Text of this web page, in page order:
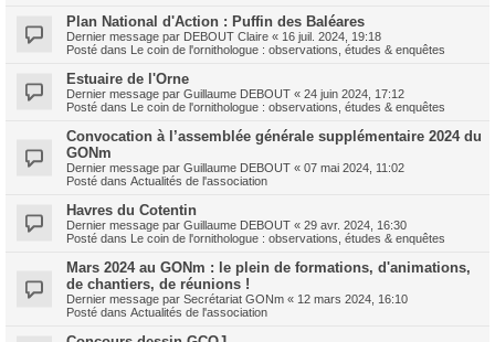
Plan National d'Action : Puffin des Baléares
Dernier message par DEBOUT Claire « 16 juil. 2024, 19:18
Posté dans Le coin de l'ornithologue : observations, études & enquêtes
Estuaire de l'Orne
Dernier message par Guillaume DEBOUT « 24 juin 2024, 17:12
Posté dans Le coin de l'ornithologue : observations, études & enquêtes
Convocation à l’assemblée générale supplémentaire 2024 du
GONm
Dernier message par Guillaume DEBOUT « 07 mai 2024, 11:02
Posté dans Actualités de l'association
Havres du Cotentin
Dernier message par Guillaume DEBOUT « 29 avr. 2024, 16:30
Posté dans Le coin de l'ornithologue : observations, études & enquêtes
Mars 2024 au GONm : le plein de formations, d'animations,
de chantiers, de réunions !
Dernier message par Secrétariat GONm « 12 mars 2024, 16:10
Posté dans Actualités de l'association